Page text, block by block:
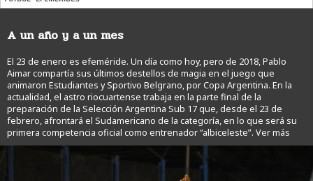
A un año y a un mes
El 23 de enero es efeméride. Un día como hoy, pero de 2018, Pablo
Aimar compartía sus últimos destellos de magia en el juego que
animaron Estudiantes y Sportivo Belgrano, por Copa Argentina. En la
actualidad, el astro riocuartense trabaja en la parte final de la
preparación de la Selección Argentina Sub 17 que, desde el 23 de
febrero, afrontará el Sudamericano de la categoría, en lo que será su
primera competencia oficial como entrenador “albiceleste”. Ver más